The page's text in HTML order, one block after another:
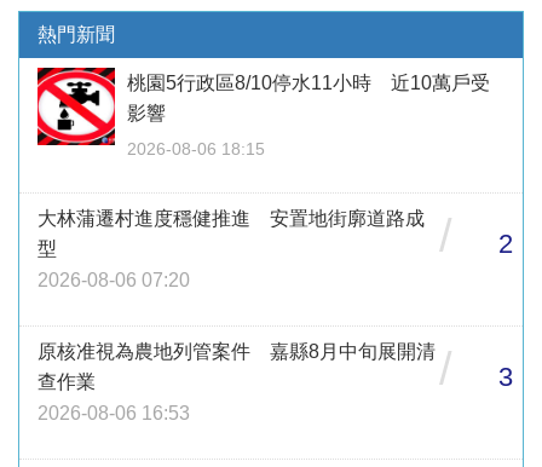
熱門新聞
桃園5行政區8/10停水11小時 近10萬戶受
影響
2026-08-06 18:15
大林蒲遷村進度穩健推進 安置地街廓道路成
型
2026-08-06 07:20
/ 2
原核准視為農地列管案件 嘉縣8月中旬展開清
查作業
2026-08-06 16:53
/ 3